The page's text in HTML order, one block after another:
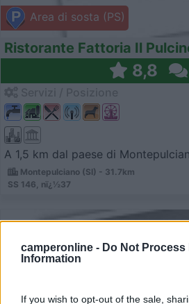
camperonline - Do Not Process
Information
If you wish to opt-out of the sale,
Area di sosta (PS)
Ristorante Fattoria Il
8,8
A 1,5 km dal paese di
Montepulciano (SI) - 31.7km
SS 146, nï¿½37